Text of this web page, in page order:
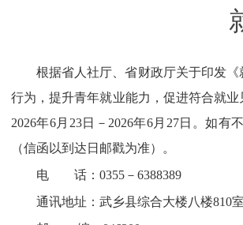
根据省人社厅、省财政厅关于印发
行为，提升青年就业能力，促进符合就
2026年6月23日－2026年6月27日。如有
（信函以到达日邮戳为准）。
电 话：0355－6388389
通讯地址：武乡县综合大楼八楼810室